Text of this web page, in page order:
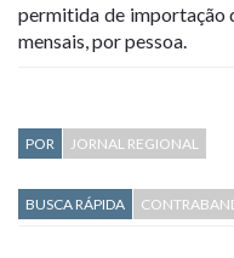
permitida de importação
mensais, por pessoa.
POR JORNAL REGIONAL
BUSCA RÁPIDA